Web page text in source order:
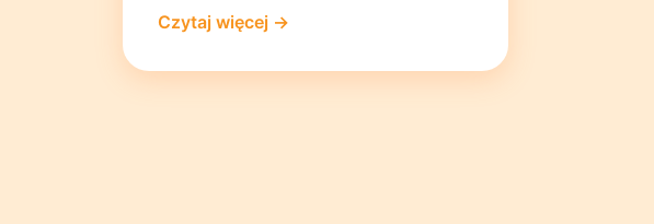
Czytaj więcej →